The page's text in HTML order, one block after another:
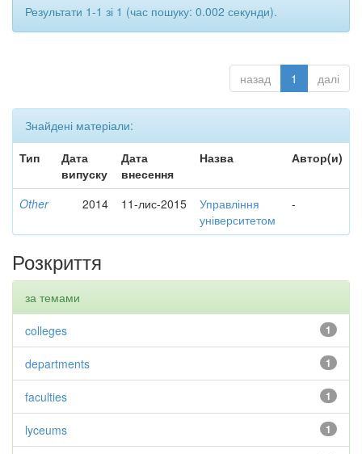
Результати 1-1 зі 1 (час пошуку: 0.002 секунди).
назад 1 далі
Знайдені матеріали:
Тип
Дата
випуску
Дата
внесення
Назва Автор(и)
Other 2014 11-лис-2015
Управління
університетом
-
Розкриття
за темами
1
colleges
1
departments
1
faculties
1
lyceums